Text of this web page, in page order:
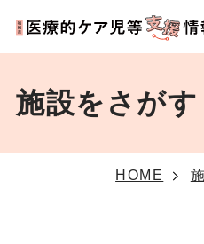
施設をさがす
HOME